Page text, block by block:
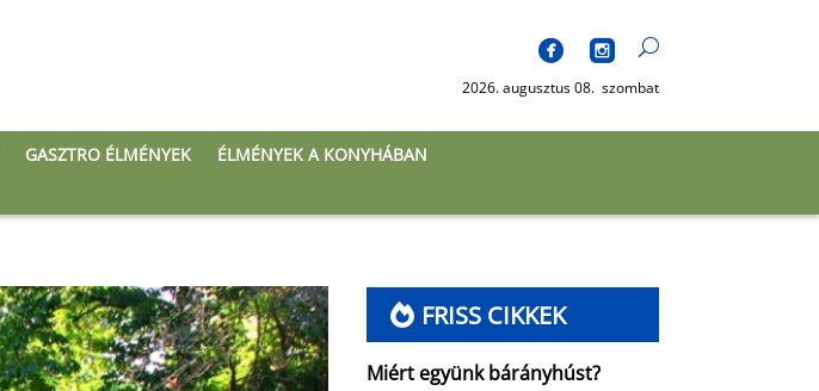
2026. augusztus 08. szombat
GASZTRO ÉLMÉNYEK
ÉLMÉNYEK A KONYHÁBAN
FRISS CIKKEK
Miért együnk bárányhúst?